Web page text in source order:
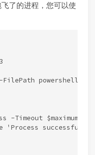
了的进程，您可以使
-Timeout
'Process successfully